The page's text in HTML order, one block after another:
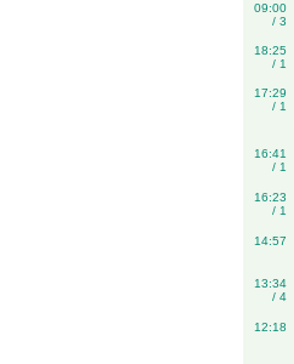
09:00
/ 3
18:25
/ 1
17:29
/ 1
16:41
/ 1
16:23
/ 1
14:57
13:34
/ 4
12:18